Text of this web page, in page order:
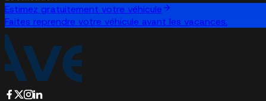
Estimez gratuitement votre véhicule
Faites reprendre votre véhicule avant les vacances.